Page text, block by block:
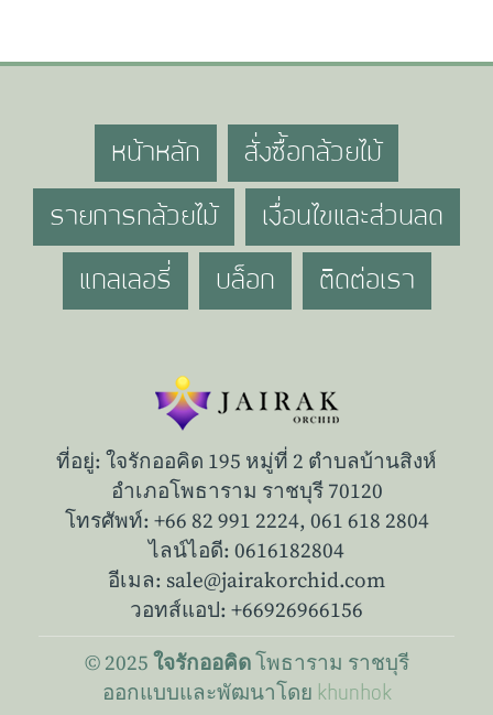
หน้าหลัก สั่งซื้อกล้วยไม้
รายการกล้วยไม้ เงื่อนไขและส่วนลด
แกลเลอรี่ บล็อก ติดต่อเรา
ที่อยู่: ใจรักออคิด 195 หมู่ที่ 2 ตำบลบ้านสิงห์
อำเภอโพธาราม ราชบุรี 70120
โทรศัพท์: +66 82 991 2224, 061 618 2804
ไลน์ไอดี: 0616182804
อีเมล: sale@jairakorchid.com
วอทส์แอป: +66926966156
© 2025 ใจรักออคิด โพธาราม ราชบุรี
ออกแบบและพัฒนาโดย khunhok